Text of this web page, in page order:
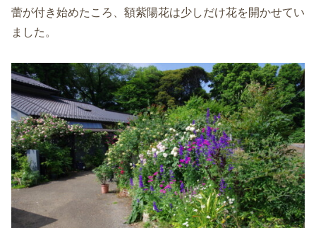
蕾が付き始めたころ、額紫陽花は少しだけ花を開かせてい
ました。